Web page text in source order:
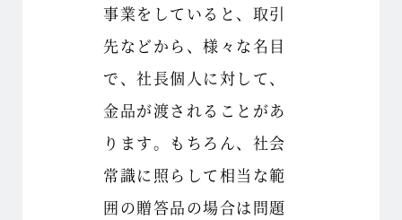
事業をしていると、取引
先などから、様々な名目
で、社長個人に対して、
金品が渡されることがあ
ります。もちろん、社会
常識に照らして相当な範
囲の贈答品の場合は問題